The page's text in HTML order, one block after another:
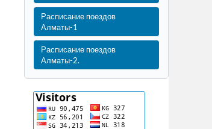
Расписание поездов
Алматы-1
Расписание поездов
Алматы-2.